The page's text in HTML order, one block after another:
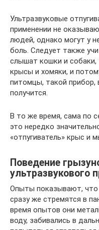
Ультразвуковые
применении не
людей, однако могут у
боль. Следует также
слышат кошки и
крысы и хомяки, и
питомцы, такой прибор,
получится.
В то же время, сама по
это нередко
«отпугиватель» крыс и
Поведение
ультразвукового
Опыты показывают, что
сразу же стремятся в
время опытов они
воду, забивались в